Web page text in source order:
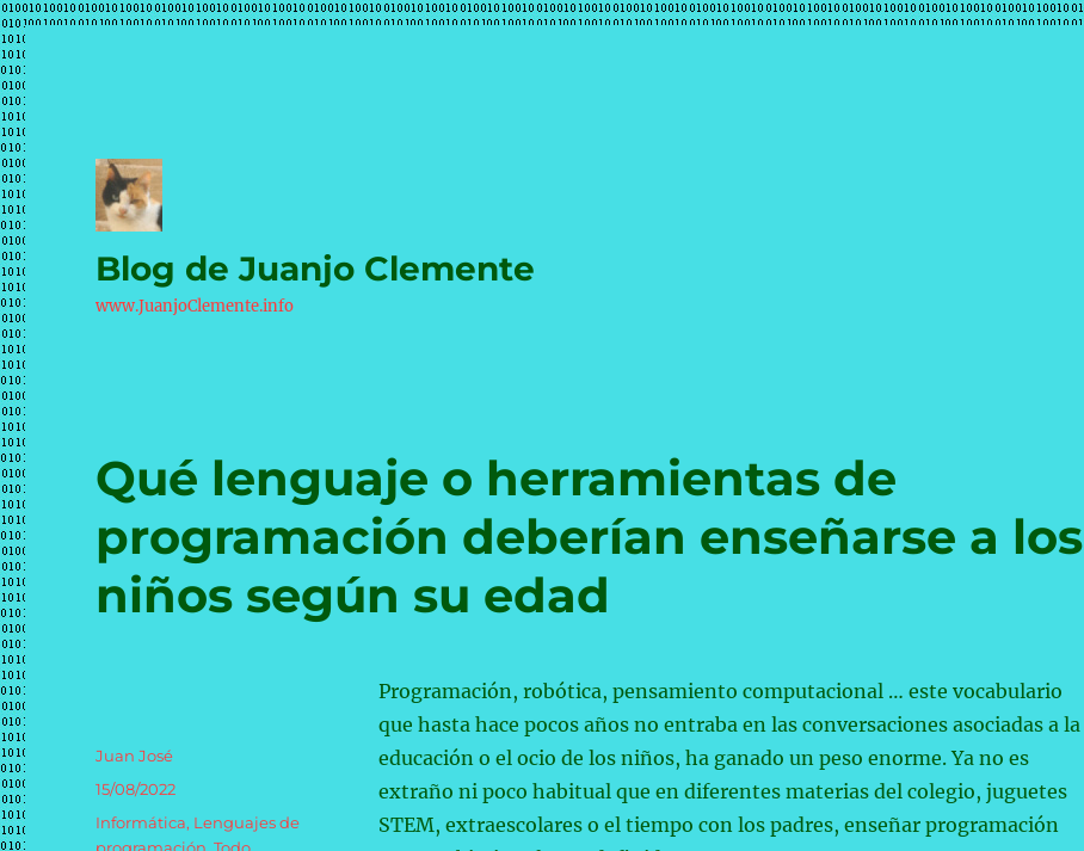
Blog de Juanjo Clemente
www.JuanjoClemente.info
Qué lenguaje o herramientas de
programación deberían enseñarse a los
niños según su edad
Programación, robótica, pensamiento computacional … este vocabulario
que hasta hace pocos años no entraba en las conversaciones asociadas a la
educación o el ocio de los niños, ha ganado un peso enorme. Ya no es
extraño ni poco habitual que en diferentes materias del colegio, juguetes
STEM, extraescolares o el tiempo con los padres, enseñar programación
Autor
Juan José
Publicado
15/08/2022
Categorías
Informática, Lenguajes de